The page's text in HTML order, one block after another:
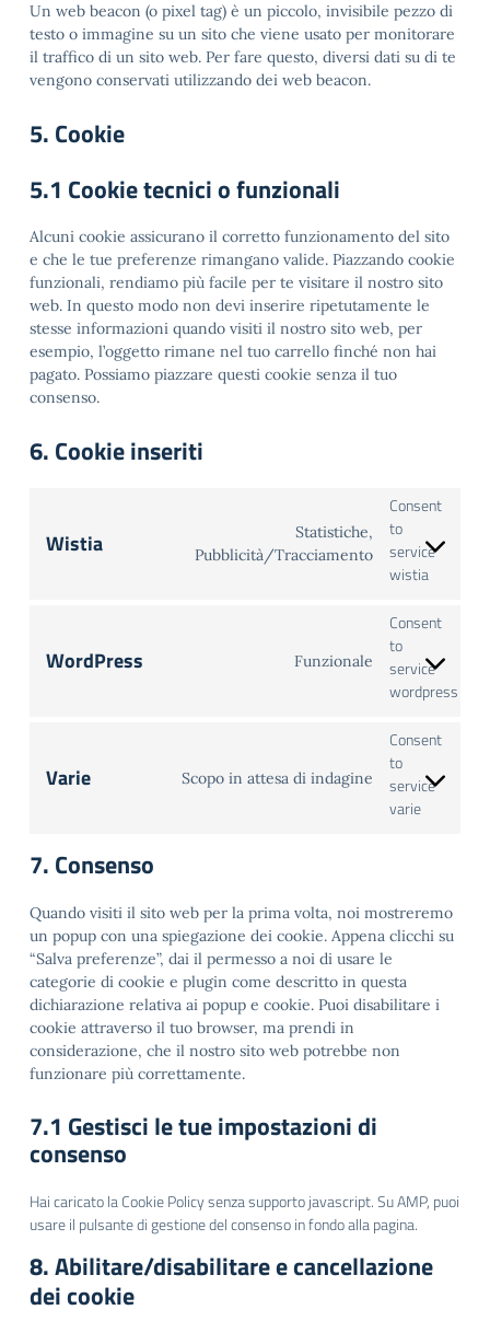
Un web beacon (o pixel tag) è un piccolo, invisibile pezzo di
testo o immagine su un sito che viene usato per monitorare
il traffico di un sito web. Per fare questo, diversi dati su di te
vengono conservati utilizzando dei web beacon.
5. Cookie
5.1 Cookie tecnici o funzionali
Alcuni cookie assicurano il corretto funzionamento del sito
e che le tue preferenze rimangano valide. Piazzando cookie
funzionali, rendiamo più facile per te visitare il nostro sito
web. In questo modo non devi inserire ripetutamente le
stesse informazioni quando visiti il nostro sito web, per
esempio, l’oggetto rimane nel tuo carrello finché non hai
pagato. Possiamo piazzare questi cookie senza il tuo
consenso.
6. Cookie inseriti
Wistia
Statistiche,
Pubblicità/Tracciamento
Consent
to
service
wistia
WordPress Funzionale
Consent
to
service
wordpress
Varie Scopo in attesa di indagine
Consent
to
service
varie
7. Consenso
Quando visiti il sito web per la prima volta, noi mostreremo
un popup con una spiegazione dei cookie. Appena clicchi su
“Salva preferenze”, dai il permesso a noi di usare le
categorie di cookie e plugin come descritto in questa
dichiarazione relativa ai popup e cookie. Puoi disabilitare i
cookie attraverso il tuo browser, ma prendi in
considerazione, che il nostro sito web potrebbe non
funzionare più correttamente.
7.1 Gestisci le tue impostazioni di
consenso
Hai caricato la Cookie Policy senza supporto javascript. Su AMP, puoi
usare il pulsante di gestione del consenso in fondo alla pagina.
8. Abilitare/disabilitare e cancellazione
dei cookie